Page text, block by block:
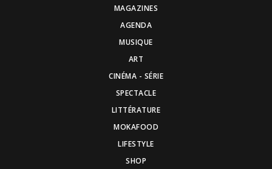
MAGAZINES
AGENDA
MUSIQUE
ART
CINÉMA - SÉRIE
SPECTACLE
LITTÉRATURE
MOKAFOOD
LIFESTYLE
SHOP